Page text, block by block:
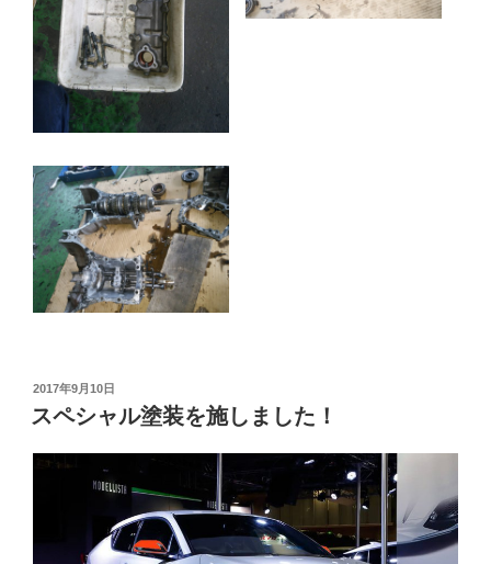
投
稿
日:
2017年9月10日
スペシャル塗装を施しました！